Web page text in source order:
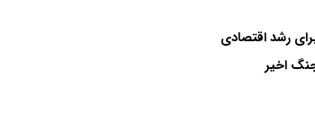
رشد اقتصادی
اخیر